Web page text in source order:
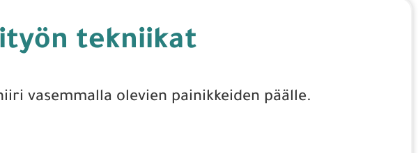
tekniikat
vasemmalla olevien painikkeiden päälle.